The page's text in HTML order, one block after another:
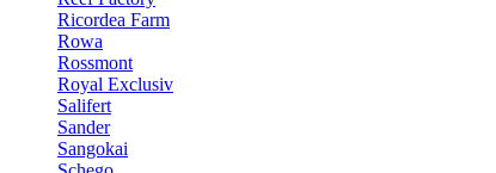
Ricordea Farm
Rowa
Rossmont
Royal Exclusiv
Salifert
Sander
Sangokai